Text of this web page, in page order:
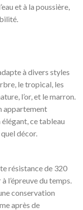
et à la poussière,
à divers styles
le tropical, les
l’or, et le marron.
appartement
ce tableau
décor.
résistance de 320
l’épreuve du temps.
conservation
après de